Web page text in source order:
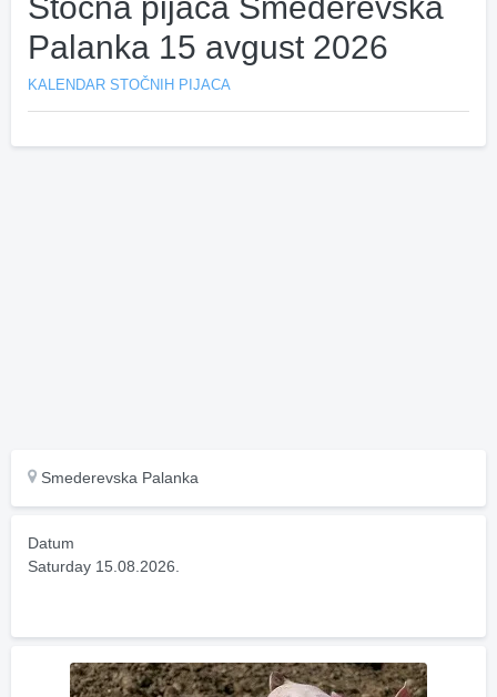
Stočna pijaca Smederevska
Palanka 15 avgust 2026
KALENDAR STOČNIH PIJACA
Smederevska Palanka
Datum
Saturday 15.08.2026.